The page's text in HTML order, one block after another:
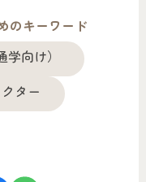
のキーワード
向け）
ター